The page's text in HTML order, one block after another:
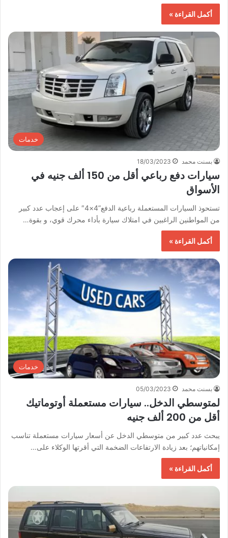
أكمل القراءة »
خدمات
بسنت محمد 18/03/2023
سيارات دفع رباعي أقل من 150 ألف جنيه في
الأسواق
تستحوذ السيارات المستعملة رباعية الدفع”4×4″ على إعجاب عدد كبير
من المواطنين الراغبين في امتلاك سيارة بأداء محرك قوي، و بقوة…
أكمل القراءة »
خدمات
بسنت محمد 05/03/2023
لمتوسطي الدخل.. سيارات مستعملة أوتوماتيك
أقل من 200 ألف جنيه
يبحث عدد كبير من متوسطي الدخل عن أسعار سيارات مستعملة تناسب
إمكانياتهم؛ بعد زيادة الارتفاعات الضخمة التي أقرتها الوكلاء على…
أكمل القراءة »